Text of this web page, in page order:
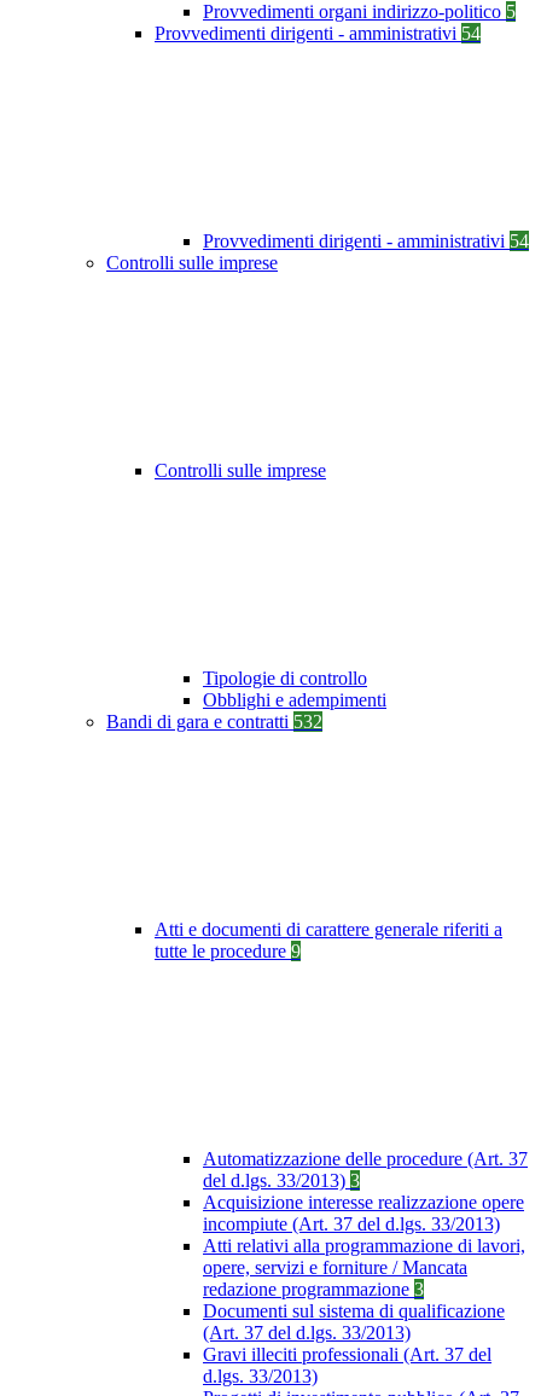
Provvedimenti organi indirizzo-politico 5
Provvedimenti dirigenti - amministrativi 54
Provvedimenti dirigenti - amministrativi 54
Controlli sulle imprese
Controlli sulle imprese
Tipologie di controllo
Obblighi e adempimenti
Bandi di gara e contratti 532
Atti e documenti di carattere generale riferiti a
tutte le procedure 9
Automatizzazione delle procedure (Art. 37
del d.lgs. 33/2013) 3
Acquisizione interesse realizzazione opere
incompiute (Art. 37 del d.lgs. 33/2013)
Atti relativi alla programmazione di lavori,
opere, servizi e forniture / Mancata
redazione programmazione 3
Documenti sul sistema di qualificazione
(Art. 37 del d.lgs. 33/2013)
Gravi illeciti professionali (Art. 37 del
d.lgs. 33/2013)